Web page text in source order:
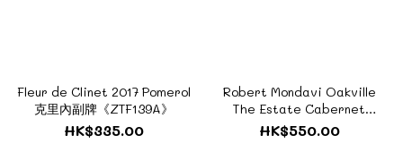
Fleur de Clinet 2017 Pomerol
克里內副牌《ZTF139A》
HK$335.00
Robert Mondavi Oakville
The Estate Cabernet
Sauvignon
2021《ZTUS015A》
HK$550.00